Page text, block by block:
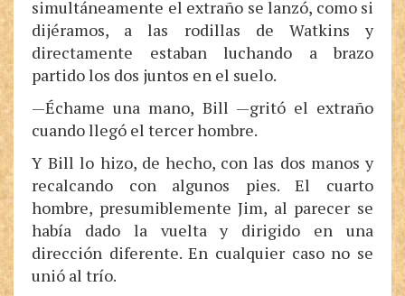
simultáneamente el extraño se lanzó, como si
dijéramos, a las rodillas de Watkins y
directamente estaban luchando a brazo
partido los dos juntos en el suelo.
—Échame una mano, Bill —gritó el extraño
cuando llegó el tercer hombre.
Y Bill lo hizo, de hecho, con las dos manos y
recalcando con algunos pies. El cuarto
hombre, presumiblemente Jim, al parecer se
había dado la vuelta y dirigido en una
dirección diferente. En cualquier caso no se
unió al trío.